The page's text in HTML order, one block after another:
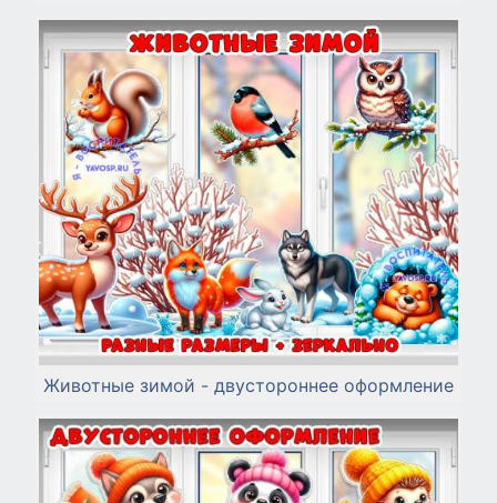
Животные зимой - двустороннее оформление